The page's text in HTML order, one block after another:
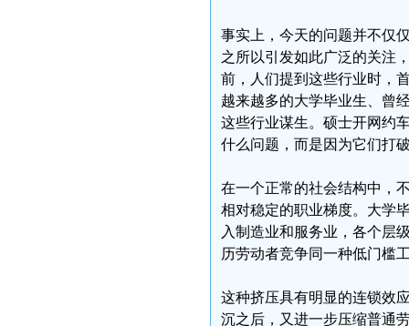
事实上，今天的问题并不仅
之所以引发如此广泛的关注
前，人们提到这些行业时，
越来越多的大学毕业生、曾
这些行业谋生。硕士开网约
什么问题，而是因为它们打
在一个正常的社会结构中，
相对稳定的职业梯度。大学
入制造业和服务业，各个层
历劳动者竞争同一种低门槛
这种挤压具有明显的连锁效
沉之后，又进一步压缩普通